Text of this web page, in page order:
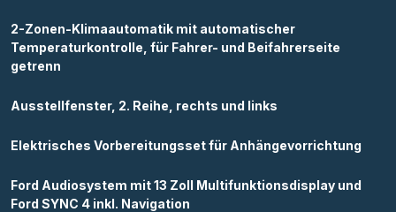
2-Zonen-Klimaautomatik mit automatischer
Temperaturkontrolle, für Fahrer- und Beifahrerseite
getrenn
Ausstellfenster, 2. Reihe, rechts und links
Elektrisches Vorbereitungsset für Anhängevorrichtung
Ford Audiosystem mit 13 Zoll Multifunktionsdisplay und
Ford SYNC 4 inkl. Navigation